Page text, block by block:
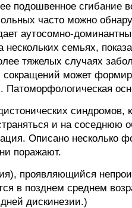
подошвенное сгибание
часто можно
аутосомно-
семьях,
тяжелых случаях
может
синдромов,
и на соседнюю
Описано несколько
поражают.
проявляющийся
в позднем среднем
дискинезии.)